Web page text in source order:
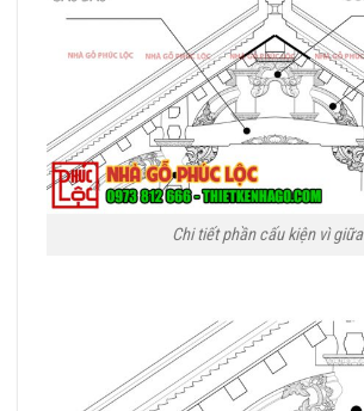
Chi tiết phần cấu kiện vì giữa